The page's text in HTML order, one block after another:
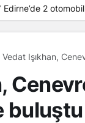
Vedat Işıkhan,
buluştu